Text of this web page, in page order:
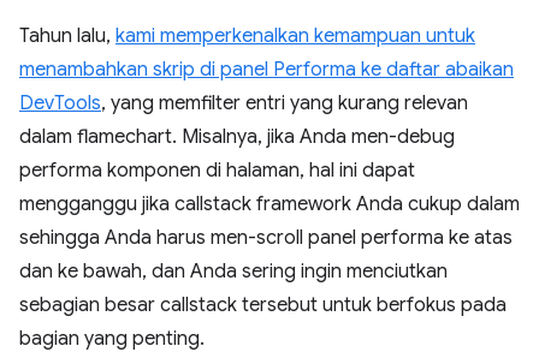
Tahun lalu, kami memperkenalkan kemampuan untuk
menambahkan skrip di panel Performa ke daftar abaikan
DevTools, yang memfilter entri yang kurang relevan
dalam flamechart. Misalnya, jika Anda men-debug
performa komponen di halaman, hal ini dapat
mengganggu jika callstack framework Anda cukup dalam
sehingga Anda harus men-scroll panel performa ke atas
dan ke bawah, dan Anda sering ingin menciutkan
sebagian besar callstack tersebut untuk berfokus pada
bagian yang penting.